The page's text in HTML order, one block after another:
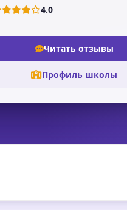
4.0
Читать отзывы
Профиль школы